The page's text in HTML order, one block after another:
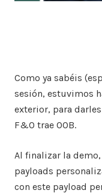
Como ya sabéis
sesión, estuvimos
exterior, para
F&O trae OOB.
Al finalizar la
payloads
con este payload